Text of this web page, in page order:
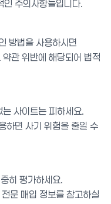
인 주의사항들입니다.
방법을 사용하시면
관 위반에 해당되어 법적
사이트는 피하세요.
하면 사기 위험을 줄일 수
히 평가하세요.
문 매입 정보를 참고하실